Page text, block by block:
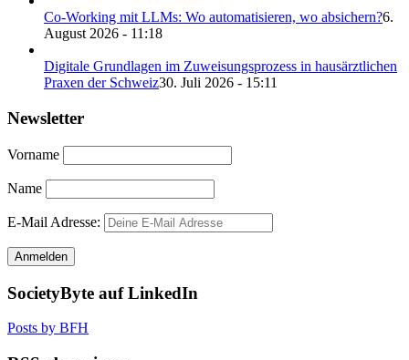
Co-Working mit LLMs: Wo automatisieren, wo absichern?6.
August 2026 - 11:18
Digitale Grundlagen im Zuweisungsprozess in hausärztlichen
Praxen der Schweiz30. Juli 2026 - 15:11
Newsletter
Vorname
Name
E-Mail Adresse:
SocietyByte auf LinkedIn
Posts by BFH